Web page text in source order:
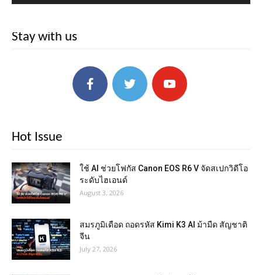
Stay with us
Hot Issue
ใช้ AI ช่วยโฟกัส Canon EOS R6 V จัดสเปกวิดีโอ
ระดับไฮเอนด์
August 3, 2026
สมรภูมิเดือด ถอดรหัส Kimi K3 AI ม้ามืด สัญชาติ
จีน
July 27, 2026